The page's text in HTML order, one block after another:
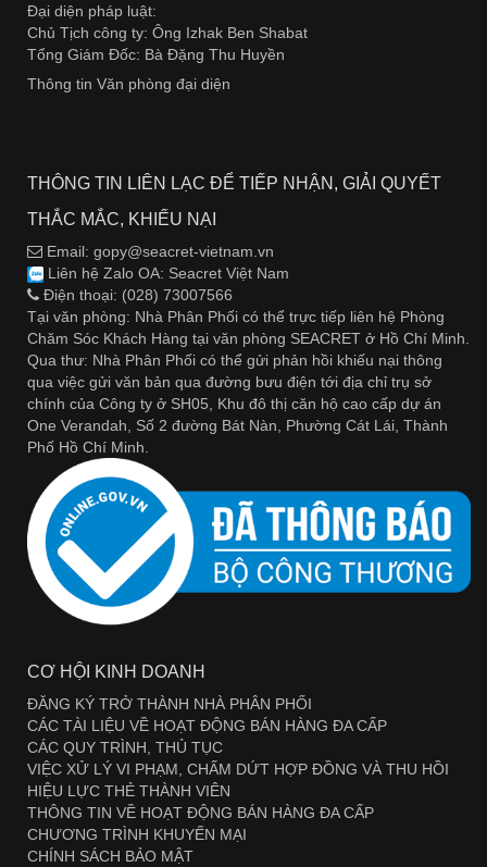
Đại diện pháp luật:
Chủ Tịch công ty: Ông Izhak Ben Shabat
Tổng Giám Đốc: Bà Đặng Thu Huyền
Thông tin Văn phòng đại diện
THÔNG TIN LIÊN LẠC ĐỂ TIẾP NHẬN, GIẢI QUYẾT
THẮC MẮC, KHIẾU NẠI
Email: gopy@seacret-vietnam.vn
Liên hệ Zalo OA: Seacret Việt Nam
Điện thoại: (028) 73007566
Tại văn phòng: Nhà Phân Phối có thể trực tiếp liên hệ Phòng
Chăm Sóc Khách Hàng tại văn phòng SEACRET ở Hồ Chí Minh.
Qua thư: Nhà Phân Phối có thể gửi phản hồi khiếu nại thông
qua việc gửi văn bản qua đường bưu điện tới địa chỉ trụ sở
chính của Công ty ở SH05, Khu đô thị căn hộ cao cấp dự án
One Verandah, Số 2 đường Bát Nàn, Phường Cát Lái, Thành
Phố Hồ Chí Minh.
CƠ HỘI KINH DOANH
ĐĂNG KÝ TRỞ THÀNH NHÀ PHÂN PHỐI
CÁC TÀI LIỆU VỀ HOẠT ĐỘNG BÁN HÀNG ĐA CẤP
CÁC QUY TRÌNH, THỦ TỤC
VIỆC XỬ LÝ VI PHẠM, CHẤM DỨT HỢP ĐỒNG VÀ THU HỒI
HIỆU LỰC THẺ THÀNH VIÊN
THÔNG TIN VỀ HOẠT ĐỘNG BÁN HÀNG ĐA CẤP
CHƯƠNG TRÌNH KHUYẾN MẠI
CHÍNH SÁCH BẢO MẬT